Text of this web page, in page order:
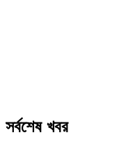
সর্বশেষ খবর